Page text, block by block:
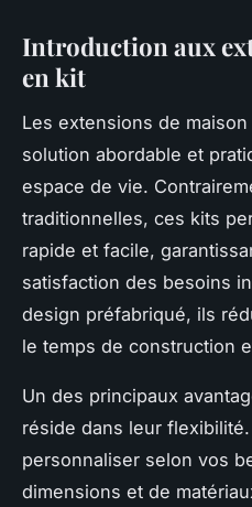
Introduction aux
en kit
Les extensions de
solution abordable et
espace de vie.
traditionnelles, ces kits
rapide et facile,
satisfaction des besoins
design préfabriqué, ils
le temps de construction
Un des principaux
réside dans leur
personnaliser selon vos
dimensions et de